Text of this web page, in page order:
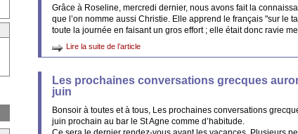
Grâce à Roseline, mercredi dernier, nous avons fait la
que l’on nomme aussi Christie. Elle apprend le français "sur le
toute la journée en faisant un gros effort ; elle était donc ravie
Lire la suite de l’article
Les prochaines conversations grecques
juin
Bonsoir à toutes et à tous, Les prochaines conversations
juin prochain au bar le St Agne comme d’habitude.